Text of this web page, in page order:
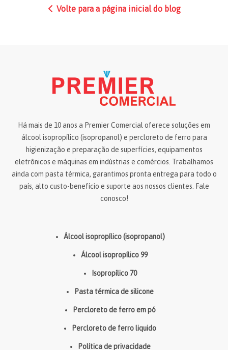
Volte para a página inicial do blog
Há mais de 10 anos a Premier Comercial oferece soluções em
álcool isopropílico (isopropanol) e percloreto de ferro para
higienização e preparação de superfícies, equipamentos
eletrônicos e máquinas em indústrias e comércios. Trabalhamos
ainda com pasta térmica, garantimos pronta entrega para todo o
país, alto custo-benefício e suporte aos nossos clientes. Fale
conosco!
Álcool isopropílico (isopropanol)
Álcool isopropílico 99
Isopropílico 70
Pasta térmica de silicone
Percloreto de ferro em pó
Percloreto de ferro liquido
Política de privacidade